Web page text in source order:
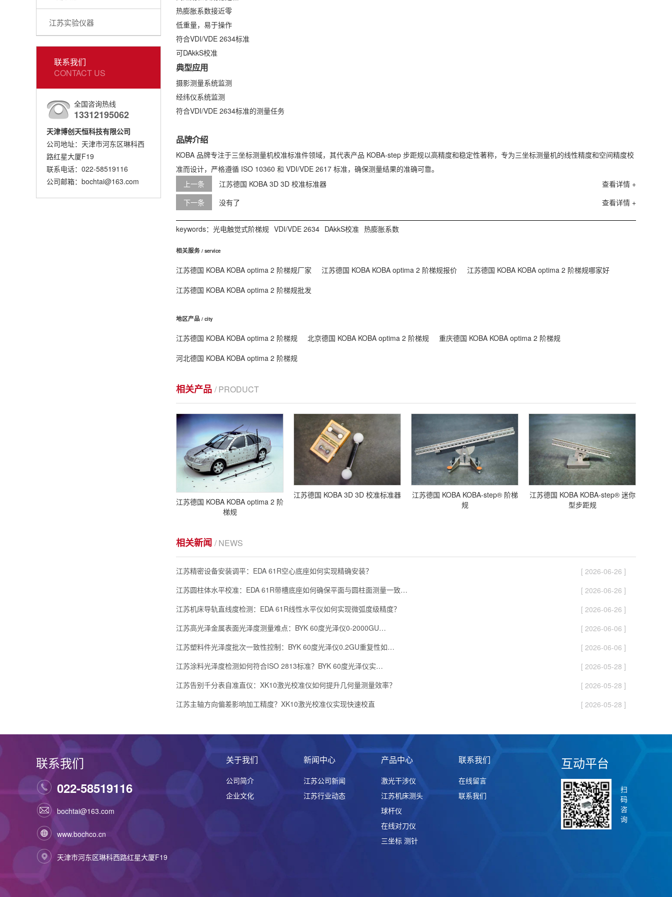
江苏实验仪器
联系我们
CONTACT US
全国咨询热线
13312195062
天津博创天恒科技有限公司
公司地址：天津市河东区琳科西
路红星大厦F19
联系电话：022-58519116
公司邮箱：bochtai@163.com
热膨胀系数接近零
低重量，易于操作
符合VDI/VDE 2634标准
可DAkkS校准
典型应用
摄影测量系统监测
经纬仪系统监测
符合VDI/VDE 2634标准的测量任务
品牌介绍
KOBA 品牌专注于三坐标测量机校准标准件领域，其代表产品 KOBA-step 步距规以高精度和稳定性著称，专为三坐标测量机的线性精度和空间精度校
准而设计，严格遵循 ISO 10360 和 VDI/VDE 2617 标准，确保测量结果的准确可靠。
上一条
查看详情 +
江苏德国 KOBA 3D 3D 校准标准器
下一条
查看详情 +
没有了
keywords： 光电触觉式阶梯规 VDI/VDE 2634 DAkkS校准 热膨胀系数
相关服务 / service
江苏德国 KOBA KOBA optima 2 阶梯规厂家 江苏德国 KOBA KOBA optima 2 阶梯规报价
江苏德国 KOBA KOBA optima 2 阶梯规哪家好
江苏德国 KOBA KOBA optima 2 阶梯规批发
地区产品 / city
江苏德国 KOBA KOBA optima 2 阶梯规 北京德国 KOBA KOBA optima 2 阶梯规
重庆德国 KOBA KOBA optima 2 阶梯规
河北德国 KOBA KOBA optima 2 阶梯规
相关产品 / PRODUCT
江苏德国 KOBA KOBA optima 2 阶
梯规
江苏德国 KOBA 3D 3D 校准标准器
江苏德国 KOBA KOBA-step® 阶梯
规
江苏德国 KOBA KOBA-step® 迷你
型步距规
相关新闻 / NEWS
江苏精密设备安装调平：EDA 61R空心底座如何实现精确安装？
[ 2026-06-26 ]
江苏圆柱体水平校准：EDA 61R带槽底座如何确保平面与圆柱面测量一致…
[ 2026-06-26 ]
江苏机床导轨直线度检测：EDA 61R线性水平仪如何实现微弧度级精度？
[ 2026-06-26 ]
江苏高光泽金属表面光泽度测量难点：BYK 60度光泽仪0-2000GU…
[ 2026-06-06 ]
江苏塑料件光泽度批次一致性控制：BYK 60度光泽仪0.2GU重复性如…
[ 2026-06-06 ]
江苏涂料光泽度检测如何符合ISO 2813标准？BYK 60度光泽仪实…
[ 2026-05-28 ]
江苏告别千分表自准直仪：XK10激光校准仪如何提升几何量测量效率？
[ 2026-05-28 ]
江苏主轴方向偏差影响加工精度？XK10激光校准仪实现快速校直
[ 2026-05-28 ]
联系我们
022-58519116
bochtai@163.com
www.bochco.cn
天津市河东区琳科西路红星大厦F19
关于我们
公司简介
企业文化
新闻中心
江苏公司新闻
江苏行业动态
产品中心
激光干涉仪
江苏机床测头
球杆仪
在线对刀仪
三坐标 测针
联系我们
在线留言
联系我们
互动平台
扫
码
咨
询